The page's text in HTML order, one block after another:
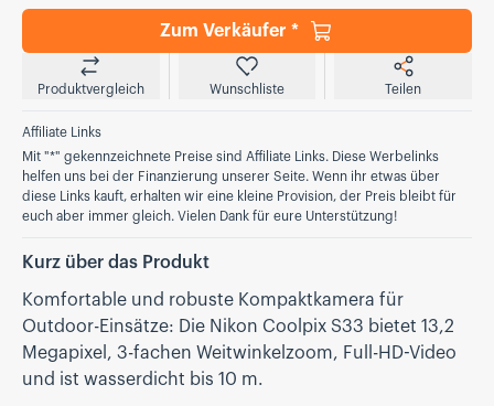
Zum Verkäufer *
Produktvergleich Wunschliste Teilen
Affiliate Links
Mit "*" gekennzeichnete Preise sind Affiliate Links. Diese Werbelinks
helfen uns bei der Finanzierung unserer Seite. Wenn ihr etwas über
diese Links kauft, erhalten wir eine kleine Provision, der Preis bleibt für
euch aber immer gleich. Vielen Dank für eure Unterstützung!
Kurz über das Produkt
Komfortable und robuste Kompaktkamera für
Outdoor-Einsätze: Die Nikon Coolpix S33 bietet 13,2
Megapixel, 3-fachen Weitwinkelzoom, Full-HD-Video
und ist wasserdicht bis 10 m.